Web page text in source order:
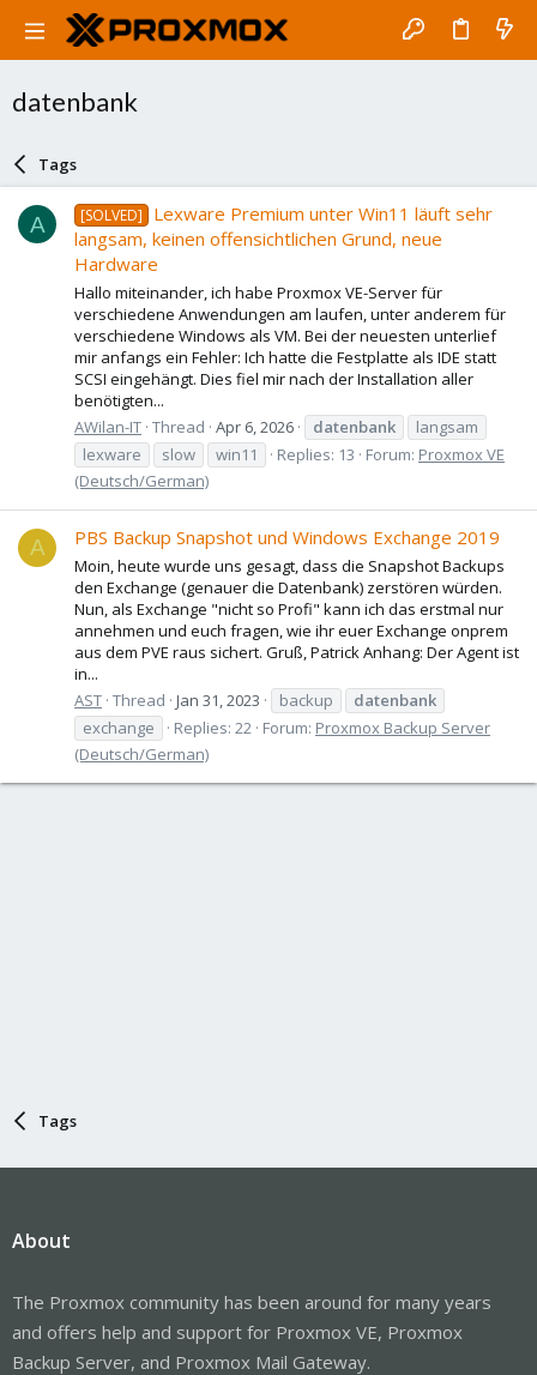
datenbank
Tags
A [SOLVED]
Lexware Premium unter Win11 läuft sehr
langsam, keinen offensichtlichen Grund, neue
Hardware
Hallo miteinander, ich habe Proxmox VE-Server für
verschiedene Anwendungen am laufen, unter anderem für
verschiedene Windows als VM. Bei der neuesten unterlief
mir anfangs ein Fehler: Ich hatte die Festplatte als IDE statt
SCSI eingehängt. Dies fiel mir nach der Installation aller
benötigten...
AWilan-IT Thread Apr 6, 2026 datenbank
langsam
lexware
slow win11 Replies: 13 Forum: Proxmox VE
(Deutsch/German)
A PBS Backup Snapshot und Windows Exchange 2019
Moin, heute wurde uns gesagt, dass die Snapshot Backups
den Exchange (genauer die Datenbank) zerstören würden.
Nun, als Exchange "nicht so Profi" kann ich das erstmal nur
annehmen und euch fragen, wie ihr euer Exchange onprem
aus dem PVE raus sichert. Gruß, Patrick Anhang: Der Agent ist
in...
AST Thread Jan 31, 2023 backup
datenbank
exchange
Replies: 22 Forum: Proxmox Backup Server
(Deutsch/German)
Tags
About
The Proxmox community has been around for many years
and offers help and support for Proxmox VE, Proxmox
Backup Server, and Proxmox Mail Gateway.